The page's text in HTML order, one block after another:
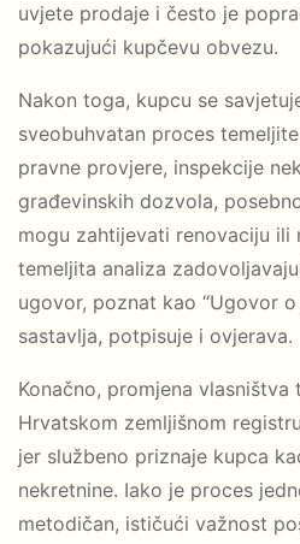
uvjete prodaje i često je
pokazujući kupčevu obvezu.
Nakon toga, kupcu se
sveobuhvatan proces
pravne provjere, inspekcije
građevinskih dozvola,
mogu zahtijevati renovaciju ili
temeljita analiza
ugovor, poznat kao “Ugovor
sastavlja, potpisuje i ovjerava.
Konačno, promjena
Hrvatskom zemljišnom
jer službeno priznaje kupca
nekretnine. Iako je proces
metodičan, ističući važnost